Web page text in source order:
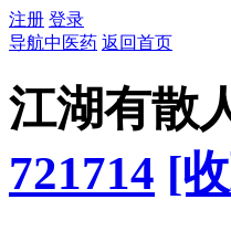
注册 登录
导航中医药 返回首页
江湖有散
721714 [